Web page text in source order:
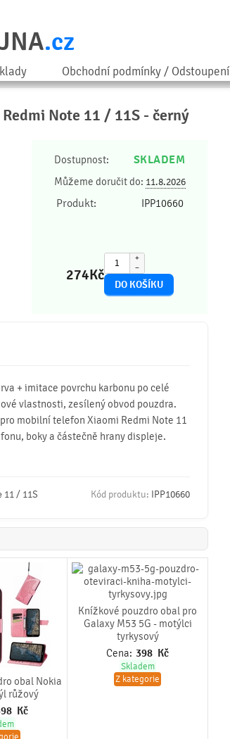
.cz
Obchodní podmínky / Odstoupení
Note 11 / 11S - černý
Dostupnost: SKLADEM
Můžeme doručit do: 11.8.2026
Produkt: IPP10660
274Kč
+
−
+ imitace povrchu karbonu po celé
vlastnosti, zesílený obvod pouzdra.
mobilní telefon Xiaomi Redmi Note 11
boky a částečně hrany displeje.
11 / 11S Kód produktu: IPP10660
obal Nokia
růžový
Kč
Knížkové pouzdro obal pro
Galaxy M53 5G - motýlci
tyrkysový
Cena: 398 Kč
Skladem
Z kategorie